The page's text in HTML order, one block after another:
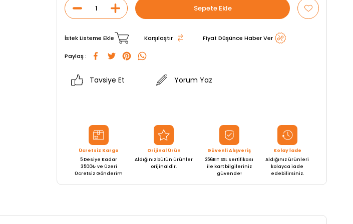
İstek Listeme Ekle Karşılaştır Fiyat Düşünce Haber Ver
Paylaş :
Tavsiye Et Yorum Yaz
Ücretsiz Kargo
5 Desiye Kadar
3500₺ ve Üzeri
Ücretsiz Gönderim
Orijinal Ürün
Aldığınız bütün ürünler
orijinaldir.
Güvenli Alışveriş
256BIT SSL sertifikası
ile kart bilgileriniz
güvende!
Kolay İade
Aldığınız ürünleri
kolayca iade
edebilirsiniz.